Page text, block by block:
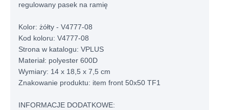
regulowany pasek na ramię
Kolor: żółty - V4777-08
Kod koloru: V4777-08
Strona w katalogu: VPLUS
Materiał: polyester 600D
Wymiary: 14 x 18,5 x 7,5 cm
Znakowanie produktu: item front 50x50 TF1
INFORMACJE DODATKOWE: